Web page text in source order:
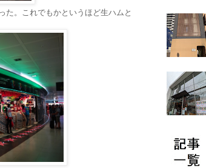
た。これでもかというほど生ハムと